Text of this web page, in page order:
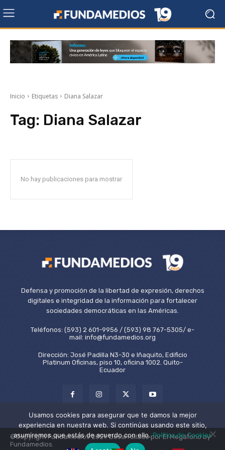
Inicio Etiquetas Diana Salazar
Tag: Diana Salazar
No hay publicaciones para mostrar
Defensa y promoción de la libertad de expresión, derechos
digitales e integridad de la información para fortalecer
sociedades democráticas en las Américas.
Teléfonos: (593) 2 601-9956 / (593) 98 767-5305/ e-
mail: info@fundamedios.org
Dirección: José Padilla N3-30 e Iñaquito, Edificio
Platinum Oficinas, piso 10, oficina 1002. Quito-
Ecuador
©Copyright Fundamedios 2021. Desarrollado por El Megáfono by
Fundamedios.
Usamos cookies para asegurar que te damos la mejor
experiencia en nuestra web. Si continúas usando este sitio,
asumiremos que estás de acuerdo con ello.Política de Cookies